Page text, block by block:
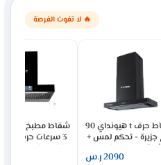
🔥 لا تفوت الفرصة
شفاط حرف t هيونداي 90
سم جزيرة - تحكم لمس +
اشارة - اسود HY-07
2090ر.س
BLACK1500